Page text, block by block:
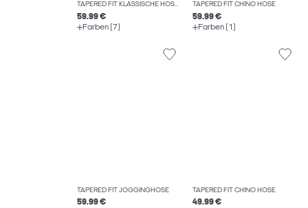
TAPERED FIT KLASSISCHE HOSEN
59.99 €
Farben (7)
TAPERED FIT CHINO HOSE
59.99 €
Farben (1)
TAPERED FIT JOGGINGHOSE
59.99 €
TAPERED FIT CHINO HOSE
49.99 €